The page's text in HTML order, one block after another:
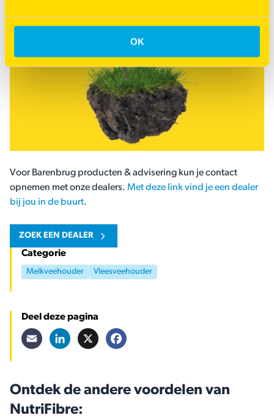
OK
Voor Barenbrug producten & advisering kun je contact
opnemen met onze dealers. Met deze link vind je een dealer
bij jou in de buurt.
ZOEK EEN DEALER
Categorie
Melkveehouder Vleesveehouder
Deel deze pagina
Email LinkedIn
Ontdek de andere voordelen van
NutriFibre: